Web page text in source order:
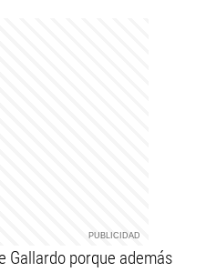
Gallardo porque además